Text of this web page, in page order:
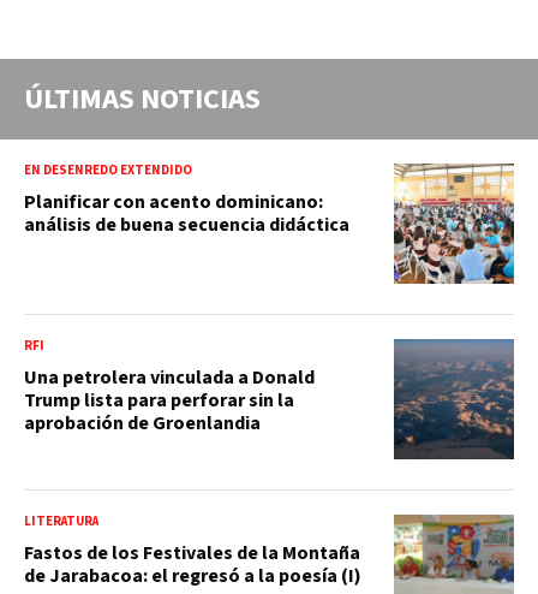
ÚLTIMAS NOTICIAS
EN DESENREDO EXTENDIDO
Planificar con acento dominicano:
análisis de buena secuencia didáctica
RFI
Una petrolera vinculada a Donald
Trump lista para perforar sin la
aprobación de Groenlandia
LITERATURA
Fastos de los Festivales de la Montaña
de Jarabacoa: el regresó a la poesía (I)